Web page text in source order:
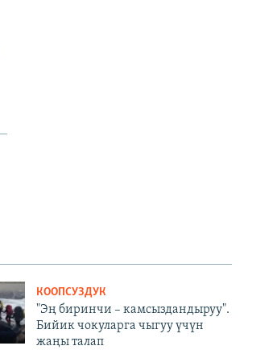
КООПСУЗДУК
"Эң биринчи – камсыздандыруу".
Бийик чокуларга чыгуу үчүн
жаңы талап